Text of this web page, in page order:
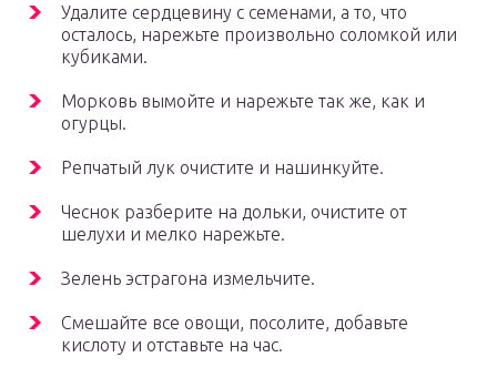
Удалите сердцевину с семенами, а то, что
осталось, нарежьте произвольно соломкой или
кубиками.
Морковь вымойте и нарежьте так же, как и
огурцы.
Репчатый лук очистите и нашинкуйте.
Чеснок разберите на дольки, очистите от
шелухи и мелко нарежьте.
Зелень эстрагона измельчите.
Смешайте все овощи, посолите, добавьте
кислоту и отставьте на час.